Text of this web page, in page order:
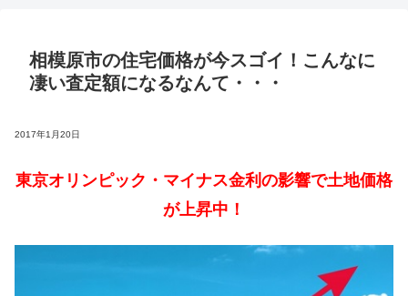
相模原市の住宅価格が今スゴイ！こんなに
凄い査定額になるなんて・・・
2017年1月20日
東京オリンピック・マイナス金利の影響で土地価格
が上昇中！